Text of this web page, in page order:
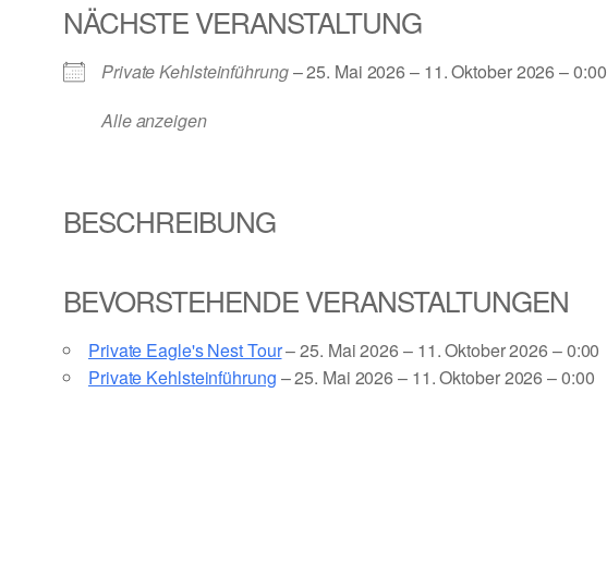
NÄCHSTE VERANSTALTUNG
Private Kehlsteinführung– 25. Mai 2026 – 11. Oktober 2026 – 0:00
Alle anzeigen
BESCHREIBUNG
BEVORSTEHENDE VERANSTALTUNGEN
Private Eagle's Nest Tour– 25. Mai 2026 – 11. Oktober 2026 – 0:00
Private Kehlsteinführung – 25. Mai 2026 – 11. Oktober 2026 – 0:00